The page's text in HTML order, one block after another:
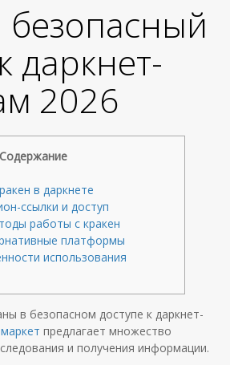
безопасный
даркнет-
2026
Содержание
в даркнете
ссылки и доступ
работы с кракен
платформы
использования
в безопасном доступе к даркнет-
предлагает множество
и получения информации.